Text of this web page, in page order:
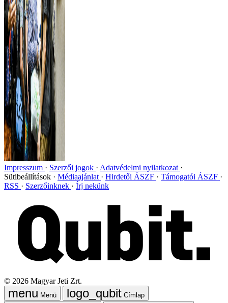
Impresszum Szerzői jogok
Adatvédelmi nyilatkozat
Sütibeállítások
Médiaajánlat Hirdetői ÁSZF
Támogatói ÁSZF
RSS
Szerzőinknek Írj nekünk
© 2026 Magyar Jeti Zrt.
Menü Címlap